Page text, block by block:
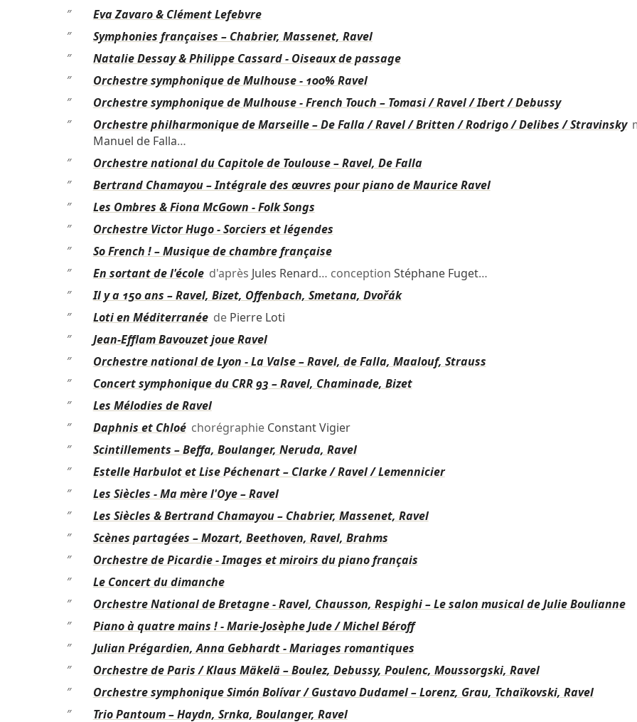
″
Eva Zavaro & Clément Lefebvre
″
Symphonies françaises – Chabrier, Massenet, Ravel
″
Natalie Dessay & Philippe Cassard - Oiseaux de passage
″
Orchestre symphonique de Mulhouse - 100% Ravel
″
Orchestre symphonique de Mulhouse - French Touch – Tomasi / Ravel / Ibert / Debussy
″
Orchestre philharmonique de Marseille – De Falla / Ravel / Britten / Rodrigo / Delibes / Stravinsky
Manuel de Falla…
″
Orchestre national du Capitole de Toulouse – Ravel, De Falla
″
Bertrand Chamayou – Intégrale des œuvres pour piano de Maurice Ravel
″
Les Ombres & Fiona McGown - Folk Songs
″
Orchestre Victor Hugo - Sorciers et légendes
″
So French ! – Musique de chambre française
″
En sortant de l'écoled'après Jules Renard… conception Stéphane Fuget…
″
Il y a 150 ans – Ravel, Bizet, Offenbach, Smetana, Dvořák
″
Loti en Méditerranéede Pierre Loti
″
Jean-Efflam Bavouzet joue Ravel
″
Orchestre national de Lyon - La Valse – Ravel, de Falla, Maalouf, Strauss
″
Concert symphonique du CRR 93 – Ravel, Chaminade, Bizet
″
Les Mélodies de Ravel
″
Daphnis et Chloéchorégraphie Constant Vigier
″
Scintillements – Beffa, Boulanger, Neruda, Ravel
″
Estelle Harbulot et Lise Péchenart – Clarke / Ravel / Lemennicier
″
Les Siècles - Ma mère l'Oye – Ravel
″
Les Siècles & Bertrand Chamayou – Chabrier, Massenet, Ravel
″
Scènes partagées – Mozart, Beethoven, Ravel, Brahms
″
Orchestre de Picardie - Images et miroirs du piano français
″
Le Concert du dimanche
″
Orchestre National de Bretagne - Ravel, Chausson, Respighi – Le salon musical de Julie Boulianne
″
Piano à quatre mains ! - Marie-Josèphe Jude / Michel Béroff
″
Julian Prégardien, Anna Gebhardt - Mariages romantiques
″
Orchestre de Paris / Klaus Mäkelä – Boulez, Debussy, Poulenc, Moussorgski, Ravel
″
Orchestre symphonique Simón Bolívar / Gustavo Dudamel – Lorenz, Grau, Tchaïkovski, Ravel
″
Trio Pantoum – Haydn, Srnka, Boulanger, Ravel